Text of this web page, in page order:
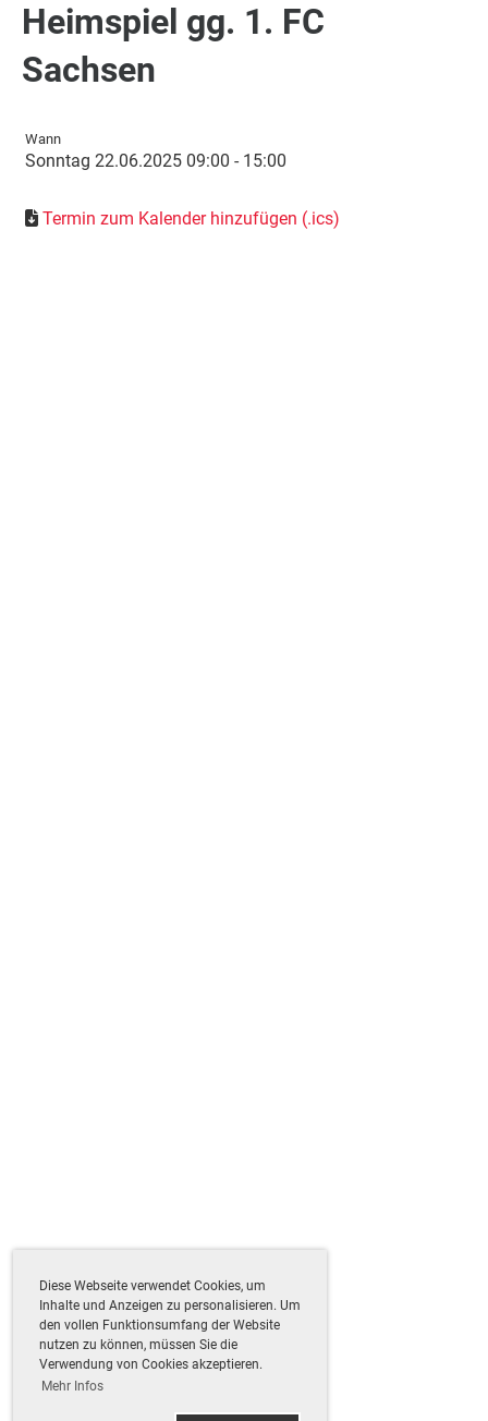
Diese Webseite verwendet Cookies, um
Inhalte und Anzeigen zu personalisieren. Um
den vollen Funktionsumfang der Website
nutzen zu können, müssen Sie die
Verwendung von Cookies akzeptieren.
Mehr Infos
Heimspiel gg. 1. FC
Sachsen
Wann
Sonntag 22.06.2025 09:00 - 15:00
Termin zum Kalender hinzufügen (.ics)